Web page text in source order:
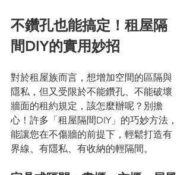
不鑽孔也能搞定！租屋隔
間DIY的實用妙招
對於租屋族而言，想增加空間的區隔與
隱私，但又受限於不能鑽孔、不能破壞
牆面的租約規定，該怎麼辦呢？別擔
心！許多「租屋隔間DIY」的巧妙方法，
能讓您在不傷牆的前提下，輕鬆打造有
界線、有隱私、有收納的輕隔間。